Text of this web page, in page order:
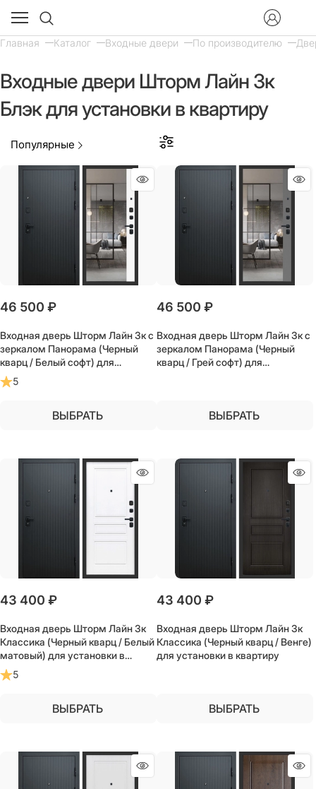
Главная Каталог Входные двери По производителю
Входные двери Шторм Лайн 3к
Блэк для установки в квартиру
Популярные
46 500 ₽
Входная дверь Шторм Лайн 3к с
зеркалом Панорама (Черный
кварц / Белый софт) для
установки в квартиру
5
ВЫБРАТЬ
46 500 ₽
Входная дверь Шторм Лайн 3к с
зеркалом Панорама (Черный
кварц / Грей софт) для
ВЫБРАТЬ
43 400 ₽
Входная дверь Шторм Лайн 3к
Классика (Черный кварц / Белый
матовый) для установки в
квартиру
5
ВЫБРАТЬ
43 400 ₽
Входная дверь Шторм Лайн 3к
Классика (Черный кварц / Венге)
для установки в квартиру
ВЫБРАТЬ